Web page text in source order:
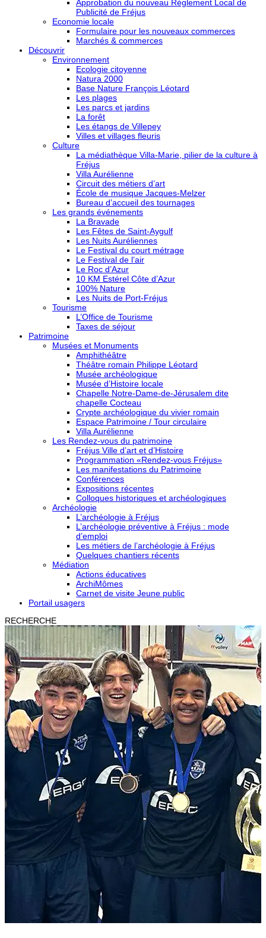
Approbation du nouveau Règlement Local de
Publicité de Fréjus
Economie locale
Formulaire pour les nouveaux commerces
Marchés & commerces
Découvrir
Environnement
Ecologie citoyenne
Natura 2000
Base Nature François Léotard
Les plages
Les parcs et jardins
La forêt
Les étangs de Villepey
Villes et villages fleuris
Culture
La médiathèque Villa-Marie, pilier de la culture à
Fréjus
Villa Aurélienne
Circuit des métiers d’art
École de musique Jacques-Melzer
Bureau d’accueil des tournages
Les grands événements
La Bravade
Les Fêtes de Saint-Aygulf
Les Nuits Auréliennes
Le Festival du court métrage
Le Festival de l’air
Le Roc d’Azur
10 KM Estérel Côte d’Azur
100% Nature
Les Nuits de Port-Fréjus
Tourisme
L’Office de Tourisme
Taxes de séjour
Patrimoine
Musées et Monuments
Amphithéâtre
Théâtre romain Philippe Léotard
Musée archéologique
Musée d’Histoire locale
Chapelle Notre-Dame-de-Jérusalem dite
chapelle Cocteau
Crypte archéologique du vivier romain
Espace Patrimoine / Tour circulaire
Villa Aurélienne
Les Rendez-vous du patrimoine
Fréjus Ville d’art et d’Histoire
Programmation «Rendez-vous Fréjus»
Les manifestations du Patrimoine
Conférences
Expositions récentes
Colloques historiques et archéologiques
Archéologie
L’archéologie à Fréjus
L’archéologie préventive à Fréjus : mode
d’emploi
Les métiers de l’archéologie à Fréjus
Quelques chantiers récents
Médiation
Actions éducatives
ArchiMômes
Carnet de visite Jeune public
Portail usagers
RECHERCHE